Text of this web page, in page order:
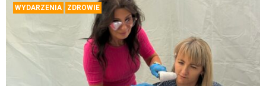
WYDARZENIA ZDROWIE